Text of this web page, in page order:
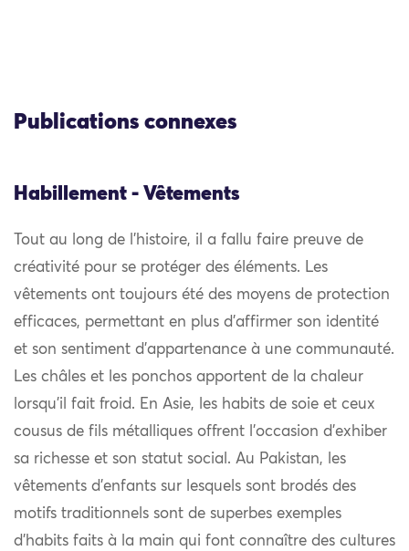
Publications connexes
Habillement - Vêtements
Tout au long de l’histoire, il a fallu faire preuve de
créativité pour se protéger des éléments. Les
vêtements ont toujours été des moyens de protection
efficaces, permettant en plus d’affirmer son identité
et son sentiment d’appartenance à une communauté.
Les châles et les ponchos apportent de la chaleur
lorsqu’il fait froid. En Asie, les habits de soie et ceux
cousus de fils métalliques offrent l’occasion d’exhiber
sa richesse et son statut social. Au Pakistan, les
vêtements d’enfants sur lesquels sont brodés des
motifs traditionnels sont de superbes exemples
d’habits faits à la main qui font connaître des cultures